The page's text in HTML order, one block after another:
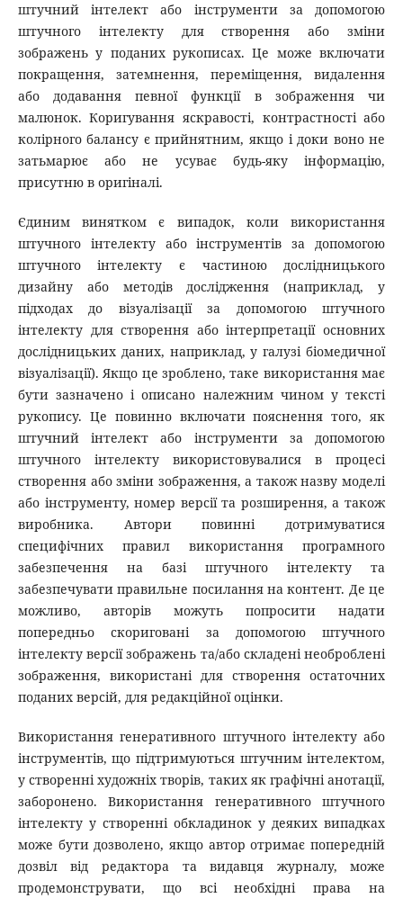
штучний інтелект або інструменти за допомогою
штучного інтелекту для створення або зміни
зображень у поданих рукописах. Це може включати
покращення, затемнення, переміщення, видалення
або додавання певної функції в зображення чи
малюнок. Коригування яскравості, контрастності або
колірного балансу є прийнятним, якщо і доки воно не
затьмарює або не усуває будь-яку інформацію,
присутню в оригіналі.
Єдиним винятком є ​​випадок, коли використання
штучного інтелекту або інструментів за допомогою
штучного інтелекту є частиною дослідницького
дизайну або методів дослідження (наприклад, у
підходах до візуалізації за допомогою штучного
інтелекту для створення або інтерпретації основних
дослідницьких даних, наприклад, у галузі біомедичної
візуалізації). Якщо це зроблено, таке використання має
бути зазначено і описано належним чином у тексті
рукопису. Це повинно включати пояснення того, як
штучний інтелект або інструменти за допомогою
штучного інтелекту використовувалися в процесі
створення або зміни зображення, а також назву моделі
або інструменту, номер версії та розширення, а також
виробника. Автори повинні дотримуватися
специфічних правил використання програмного
забезпечення на базі штучного інтелекту та
забезпечувати правильне посилання на контент. Де це
можливо, авторів можуть попросити надати
попередньо скориговані за допомогою штучного
інтелекту версії зображень та/або складені необроблені
зображення, використані для створення остаточних
поданих версій, для редакційної оцінки.
Використання генеративного штучного інтелекту або
інструментів, що підтримуються штучним інтелектом,
у створенні художніх творів, таких як графічні анотації,
заборонено. Використання генеративного штучного
інтелекту у створенні обкладинок у деяких випадках
може бути дозволено, якщо автор отримає попередній
дозвіл від редактора та видавця журналу, може
продемонструвати, що всі необхідні права на